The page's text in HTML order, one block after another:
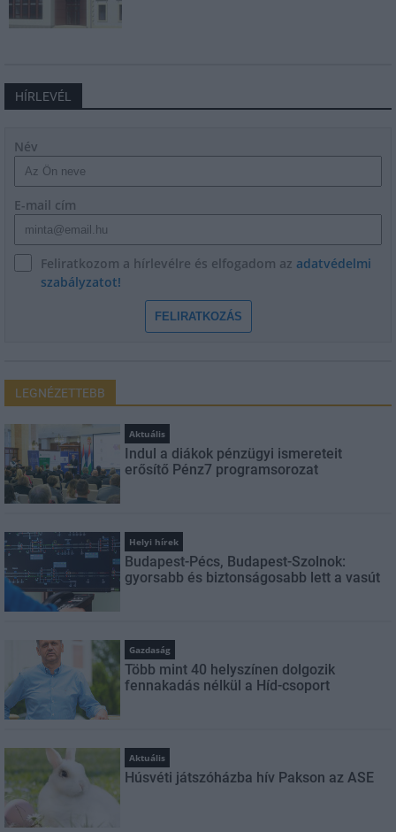
HÍRLEVÉL
Név
E-mail cím
Feliratkozom a hírlevélre és elfogadom az adatvédelmi
szabályzatot!
FELIRATKOZÁS
LEGNÉZETTEBB
Aktuális
Indul a diákok pénzügyi ismereteit
erősítő Pénz7 programsorozat
Helyi hírek
Budapest-Pécs, Budapest-Szolnok:
gyorsabb és biztonságosabb lett a vasút
Gazdaság
Több mint 40 helyszínen dolgozik
fennakadás nélkül a Híd-csoport
Aktuális
Húsvéti játszóházba hív Pakson az ASE